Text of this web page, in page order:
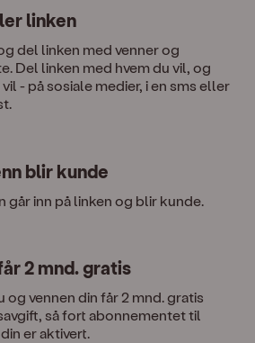
linken
del linken med venner og
Del linken med hvem du vil, og
- på sosiale medier, i en sms eller
blir kunde
går inn på linken og blir kunde.
2 mnd. gratis
og vennen din får 2 mnd. gratis
så fort abonnementet til
er aktivert.